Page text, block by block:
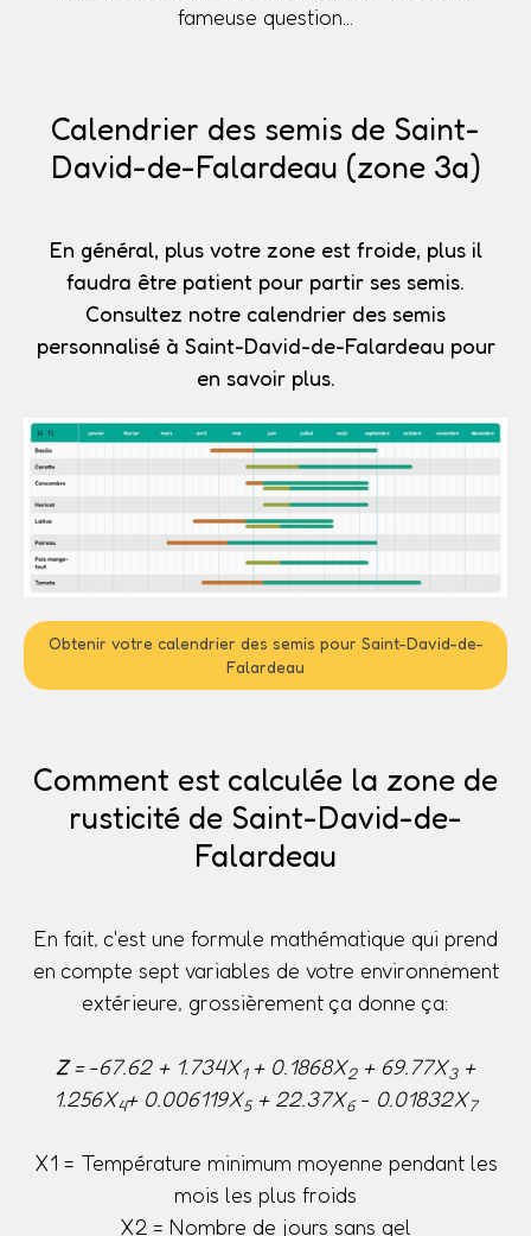
fameuse question...
Calendrier des semis de Saint-
David-de-Falardeau (zone 3a)
En général, plus votre zone est froide, plus il
faudra être patient pour partir ses semis.
Consultez notre calendrier des semis
personnalisé à Saint-David-de-Falardeau pour
en savoir plus.
Obtenir votre calendrier des semis pour Saint-David-de-
Falardeau
Comment est calculée la zone de
rusticité de Saint-David-de-
Falardeau
En fait, c'est une formule mathématique qui prend
en compte sept variables de votre environnement
extérieure, grossièrement ça donne ça:
Z= -67.62 + 1.734X1+ 0.1868X2+ 69.77X3+
1.256X4+ 0.006119X5+ 22.37X6- 0.01832X7
X1 = Température minimum moyenne pendant les
mois les plus froids
X2 = Nombre de jours sans gel